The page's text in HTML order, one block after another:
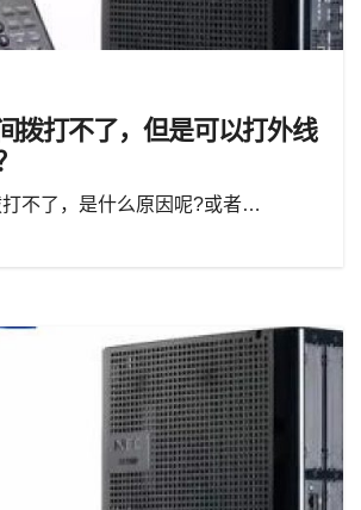
拨打不了，但是可以打外线
不了，是什么原因呢?或者…